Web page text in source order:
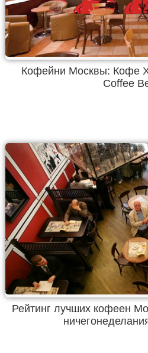
Кофейни Москвы: Кофе
Coffee
Рейтинг лучших кофеен